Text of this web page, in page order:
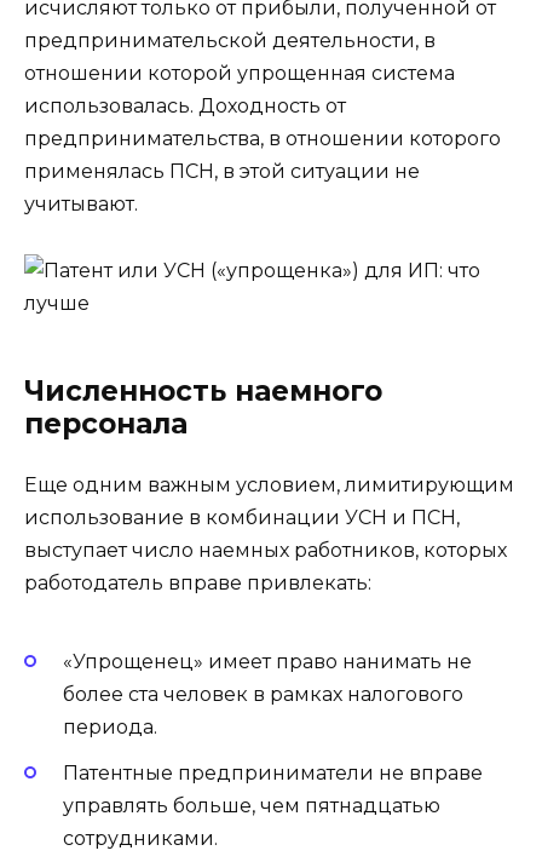
исчисляют только от прибыли, полученной от
предпринимательской деятельности, в
отношении которой упрощенная система
использовалась. Доходность от
предпринимательства, в отношении которого
применялась ПСН, в этой ситуации не
учитывают.
Численность наемного
персонала
Еще одним важным условием, лимитирующим
использование в комбинации УСН и ПСН,
выступает число наемных работников, которых
работодатель вправе привлекать:
«Упрощенец» имеет право нанимать не
более ста человек в рамках налогового
периода.
Патентные предприниматели не вправе
управлять больше, чем пятнадцатью
сотрудниками.